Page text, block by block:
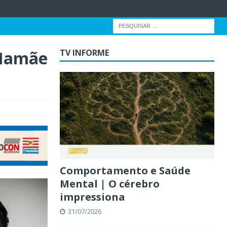
TV INFORME
Comportamento e Saúde
Mental | O cérebro
impressiona
31/07/2026